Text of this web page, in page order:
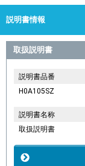
説明書情報
取扱説明書
説明書品番
H0A105SZ
説明書名称
取扱説明書